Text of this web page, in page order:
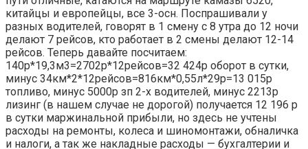
китайцы и европейцы, все 3-осн. Поспрашивали у
разных водителей, говорят в 1 смену с 8 утра до 12 ночи
делают 7 рейсов, кто работает в 2 смены делают 12-14
рейсов. Теперь давайте посчитаем:
140р*19,3м3=2702р*12рейсов=32 424р оборот в сутки,
минус 34км*2*12рейсов=816км*0,55л*29р=13 015р
топливо, минус 5000р зп 2-х водителей, минус 2213р
лизинг (в нашем случае не дорогой) получается 12 196 р
в сутки маржинальной прибыли, но здесь не учтены
расходы на ремонты, колеса и шиномонтажи, обналичка
и налоги, а так же накладные расходы — бухгалтерии и